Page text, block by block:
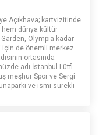
Açıkhava; kartvizitinde
hem dünya kültür
Olympia kadar
de önemli merkez.
ortasında
adı İstanbul Lütfi
meşhur Spor ve Sergi
ve ismi sürekli